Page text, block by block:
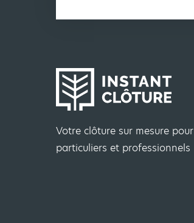
Votre clôture sur mesure pour
particuliers et professionnels